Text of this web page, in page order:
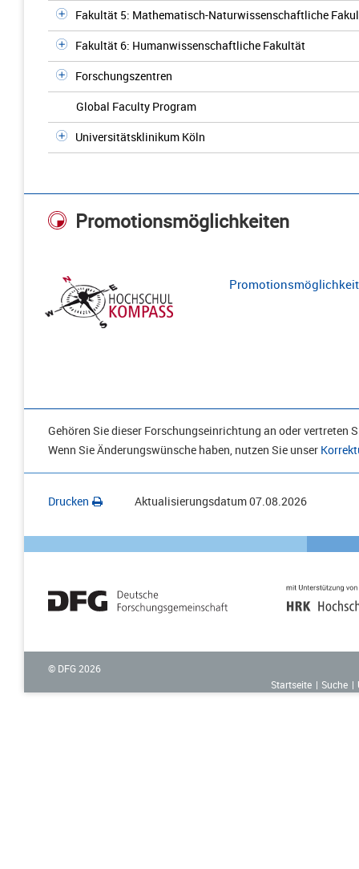
Fakultät 5: Mathematisch-Naturwissenschaftliche
Fakultät 6: Humanwissenschaftliche Fakultät
Forschungszentren
Global Faculty Program
Universitätsklinikum Köln
Promotionsmöglichkeiten
Gehören Sie dieser Forschungseinrichtung an oder vertreten
Wenn Sie Änderungswünsche haben, nutzen Sie unser
Drucken Aktualisierungsdatum07.08.2026
© DFG 2026
Startseite
Suche